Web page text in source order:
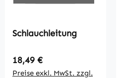
Schlauchleitung
Regulärer Preis:
18,49 €
Preise exkl. MwSt. zzgl.